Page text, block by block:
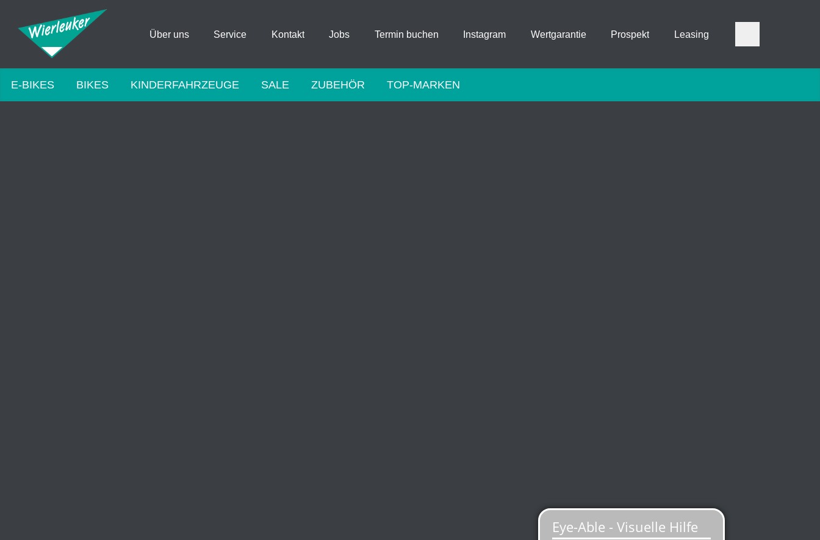
Über uns Service Kontakt Jobs Termin buchen Instagram Wertgarantie Prospekt Leasing
E-BIKES BIKES KINDERFAHRZEUGE SALE ZUBEHÖR TOP-MARKEN